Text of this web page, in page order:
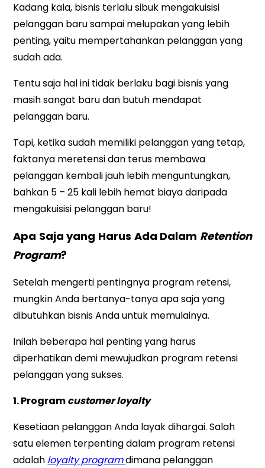
Kadang kala, bisnis terlalu sibuk mengakuisisi
pelanggan baru sampai melupakan yang lebih
penting, yaitu mempertahankan pelanggan yang
sudah ada.
Tentu saja hal ini tidak berlaku bagi bisnis yang
masih sangat baru dan butuh mendapat
pelanggan baru.
Tapi, ketika sudah memiliki pelanggan yang tetap,
faktanya meretensi dan terus membawa
pelanggan kembali jauh lebih menguntungkan,
bahkan 5 – 25 kali lebih hemat biaya daripada
mengakuisisi pelanggan baru!
Apa Saja yang Harus Ada Dalam Retention
Program?
Setelah mengerti pentingnya program retensi,
mungkin Anda bertanya-tanya apa saja yang
dibutuhkan bisnis Anda untuk memulainya.
Inilah beberapa hal penting yang harus
diperhatikan demi mewujudkan program retensi
pelanggan yang sukses.
1. Programcustomer loyalty
Kesetiaan pelanggan Anda layak dihargai. Salah
satu elemen terpenting dalam program retensi
adalah loyalty programdimana pelanggan